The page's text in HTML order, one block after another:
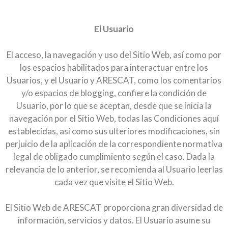
El Usuario
El acceso, la navegación y uso del Sitio Web, así como por
los espacios habilitados para interactuar entre los
Usuarios, y el Usuario y ARESCAT, como los comentarios
y/o espacios de blogging, confiere la condición de
Usuario, por lo que se aceptan, desde que se inicia la
navegación por el Sitio Web, todas las Condiciones aquí
establecidas, así como sus ulteriores modificaciones, sin
perjuicio de la aplicación de la correspondiente normativa
legal de obligado cumplimiento según el caso. Dada la
relevancia de lo anterior, se recomienda al Usuario leerlas
cada vez que visite el Sitio Web.
El Sitio Web de ARESCAT proporciona gran diversidad de
información, servicios y datos. El Usuario asume su